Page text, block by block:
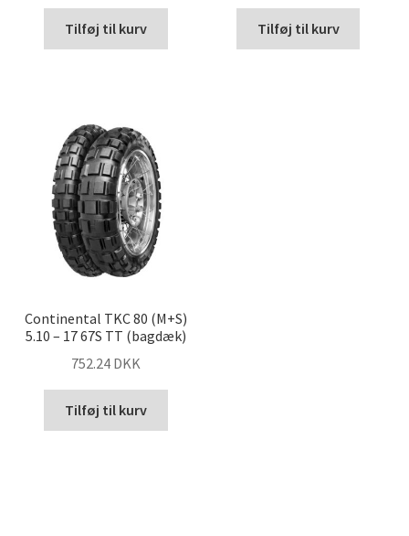
Tilføj til kurv Tilføj til kurv
Continental TKC 80 (M+S)
5.10 – 17 67S TT (bagdæk)
752.24 DKK
Tilføj til kurv